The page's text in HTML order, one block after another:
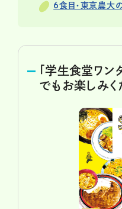
6食目・東京農大
「学生食堂ワン
でもお楽しみく